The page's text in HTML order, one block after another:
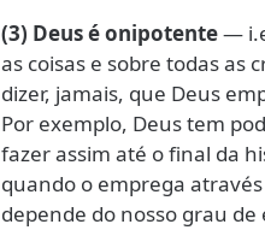
(3) Deus é onipotente—
as coisas e sobre todas as
dizer, jamais, que Deus
Por exemplo, Deus tem
fazer assim até o final da
quando o emprega
depende do nosso grau de